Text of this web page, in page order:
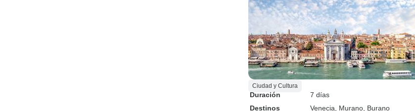
Ciudad y Cultura
Duración
7 días
Destinos
Venecia , Murano , Burano